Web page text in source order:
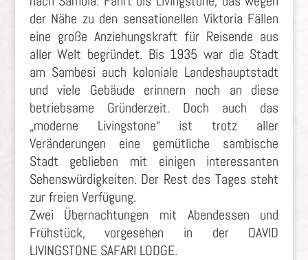
der Nähe zu den sensationellen Viktoria Fällen
eine große Anziehungskraft für Reisende aus
aller Welt begründet. Bis 1935 war die Stadt
am Sambesi auch koloniale Landeshauptstadt
und viele Gebäude erinnern noch an diese
betriebsame Gründerzeit. Doch auch das
„moderne Livingstone“ ist trotz aller
Veränderungen eine gemütliche sambische
Stadt geblieben mit einigen interessanten
Sehenswürdigkeiten. Der Rest des Tages steht
zur freien Verfügung.
Zwei Übernachtungen mit Abendessen und
Frühstück, vorgesehen in der DAVID
LIVINGSTONE SAFARI LODGE.